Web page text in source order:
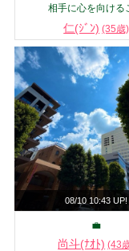
相手に心を向ける
仁(ｼﾞﾝ) (35歳)
08/10 10:43 UP!
💼
尚斗(ﾅｵﾄ) (43